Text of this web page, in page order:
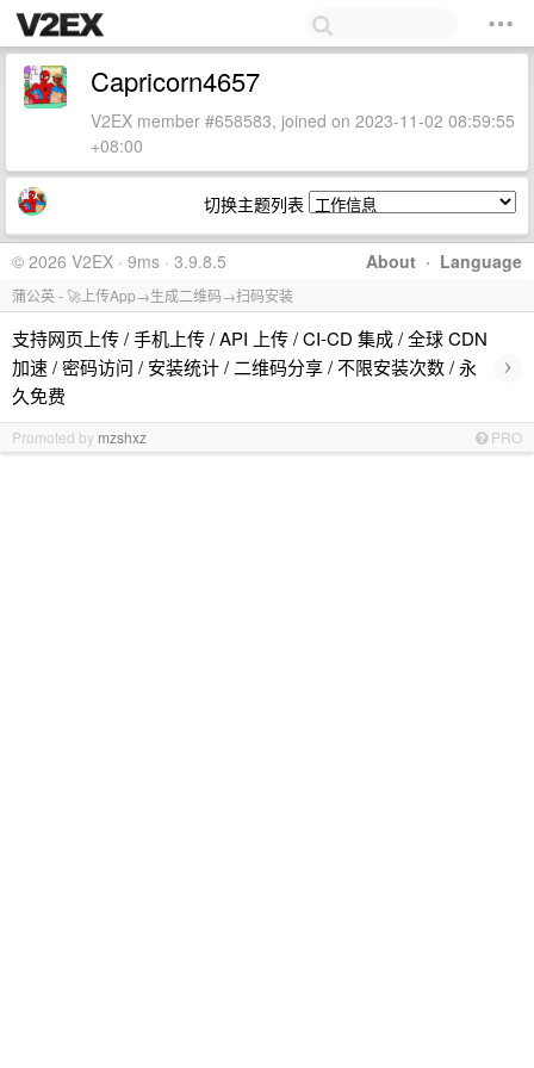
Capricorn4657
V2EX member #658583, joined on 2023-11-02 08:59:55
+08:00
切换主题列表
About · Language
© 2026 V2EX · 9ms · 3.9.8.5
蒲公英 - 🚀上传App→生成二维码→扫码安装
支持网页上传 / 手机上传 / API 上传 / CI-CD 集成 / 全球 CDN
加速 / 密码访问 / 安装统计 / 二维码分享 / 不限安装次数 / 永
久免费
›
Promoted by mzshxz PRO